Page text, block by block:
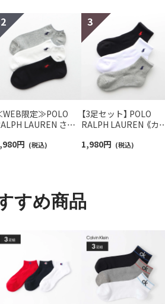
限定≫POLO
LAUREN さら
ニーカー丈ソックス
円 (税込)
【3足セット】 POLO
RALPH LAUREN 《カ
ンポイントソックス
1,980円 (税込)
すめ商品